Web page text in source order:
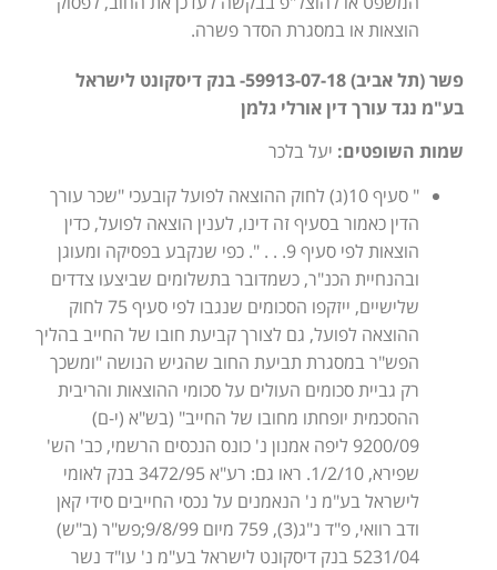
הוצאות או במסגרת הסדר פשרה.
פשר (תל אביב) 59913-07-18- בנק דיסקונט לישראל
בע"מ נגד עורך דין אורלי גלמן
שמות השופטים: יעל בלכר
" סעיף 10(ג) לחוק ההוצאה לפועל קובעכי "שכר עורך
הדין כאמור בסעיף זה דינו, לענין הוצאה לפועל, כדין
הוצאות לפי סעיף 9. . . ". כפי שנקבע בפסיקה ומעוגן
ובהנחיית הכנ"ר, כשמדובר בתשלומים שביצעו צדדים
שלישיים, ייזקפו הסכומים שנגבו לפי סעיף 75 לחוק
ההוצאה לפועל, גם לצורך קביעת חובו של החייב בהליך
הפש"ר במסגרת תביעת החוב שהגיש הנושה "ומשכך
רק גביית סכומים העולים על סכומי ההוצאות והריבית
ההסכמית יופחתו מחובו של החייב" (בש"א (י-ם)
9200/09 ליפה אמנון נ' כונס הנכסים הרשמי, כב' הש'
שפירא, 1/2/10. ראו גם: רע"א 3472/95 בנק לאומי
לישראל בע"מ נ' הנאמנים על נכסי החייבים סידי קאן
ודב רוואי, פ"ד נ"ג(3), 759 מיום 9/8/99;פש"ר (ב"ש)
5231/04 בנק דיסקונט לישראל בע"מ נ' עו"ד נשר